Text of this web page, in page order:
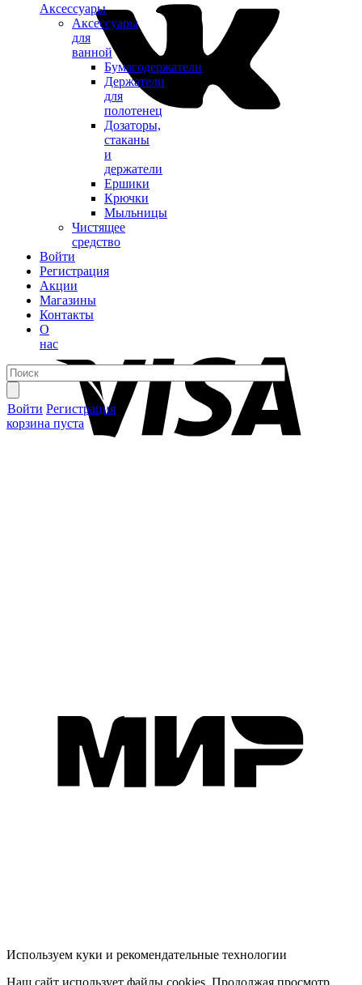
Аксессуары
Аксессуары
для
ванной
Бумагодержатели
Держатели
для
полотенец
Дозаторы,
стаканы
и
держатели
Ершики
Крючки
Мыльницы
Чистящее
средство
Войти
Регистрация
Акции
Магазины
Контакты
О
нас
Войти Регистрация
корзина пуста
Используем куки и рекомендательные технологии